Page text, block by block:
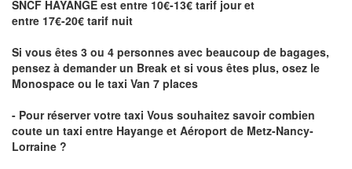
SNCF HAYANGE est entre 10€-13€ tarif jour et
entre 17€-20€ tarif nuit
Si vous êtes 3 ou 4 personnes avec beaucoup de bagages,
pensez à demander un Break et si vous êtes plus, osez le
Monospace ou le taxi Van 7 places
- Pour réserver votre taxi Vous souhaitez savoircombien
coute un taxi entre Hayange et Aéroport de Metz-Nancy-
Lorraine ?